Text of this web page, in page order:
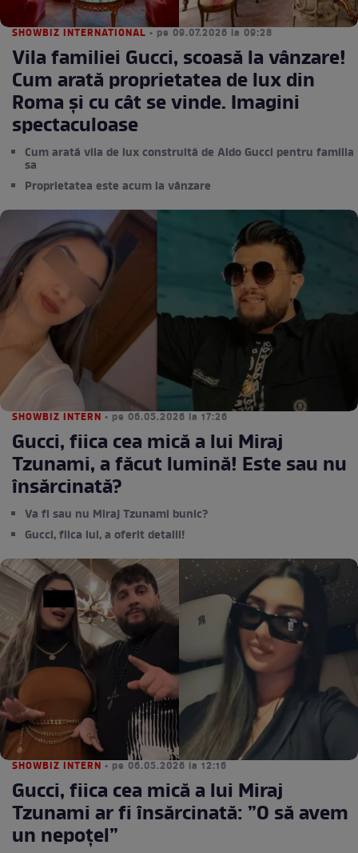
SHOWBIZ INTERNATIONAL • pe 09.07.2026 la 09:28
Vila familiei Gucci, scoasă la vânzare!
Cum arată proprietatea de lux din
Roma și cu cât se vinde. Imagini
spectaculoase
Cum arată vila de lux construită de Aldo Gucci pentru familia
sa
Proprietatea este acum la vânzare
SHOWBIZ INTERN • pe 06.05.2026 la 17:26
Gucci, fiica cea mică a lui Miraj
Tzunami, a făcut lumină! Este sau nu
însărcinată?
Va fi sau nu Miraj Tzunami bunic?
Gucci, fiica lui, a oferit detalii!
SHOWBIZ INTERN • pe 06.05.2026 la 12:16
Gucci, fiica cea mică a lui Miraj
Tzunami ar fi însărcinată: ”O să avem
un nepoțel”